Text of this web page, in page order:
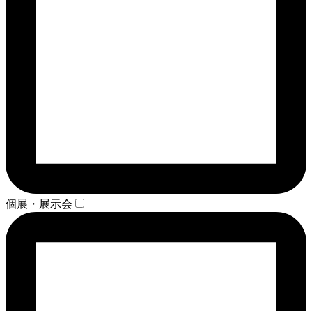
個展・展示会